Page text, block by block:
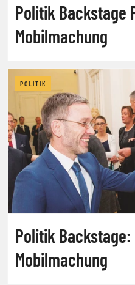
Politik Backstage
Mobilmachung
POLITIK
Politik Backstage:
Mobilmachung